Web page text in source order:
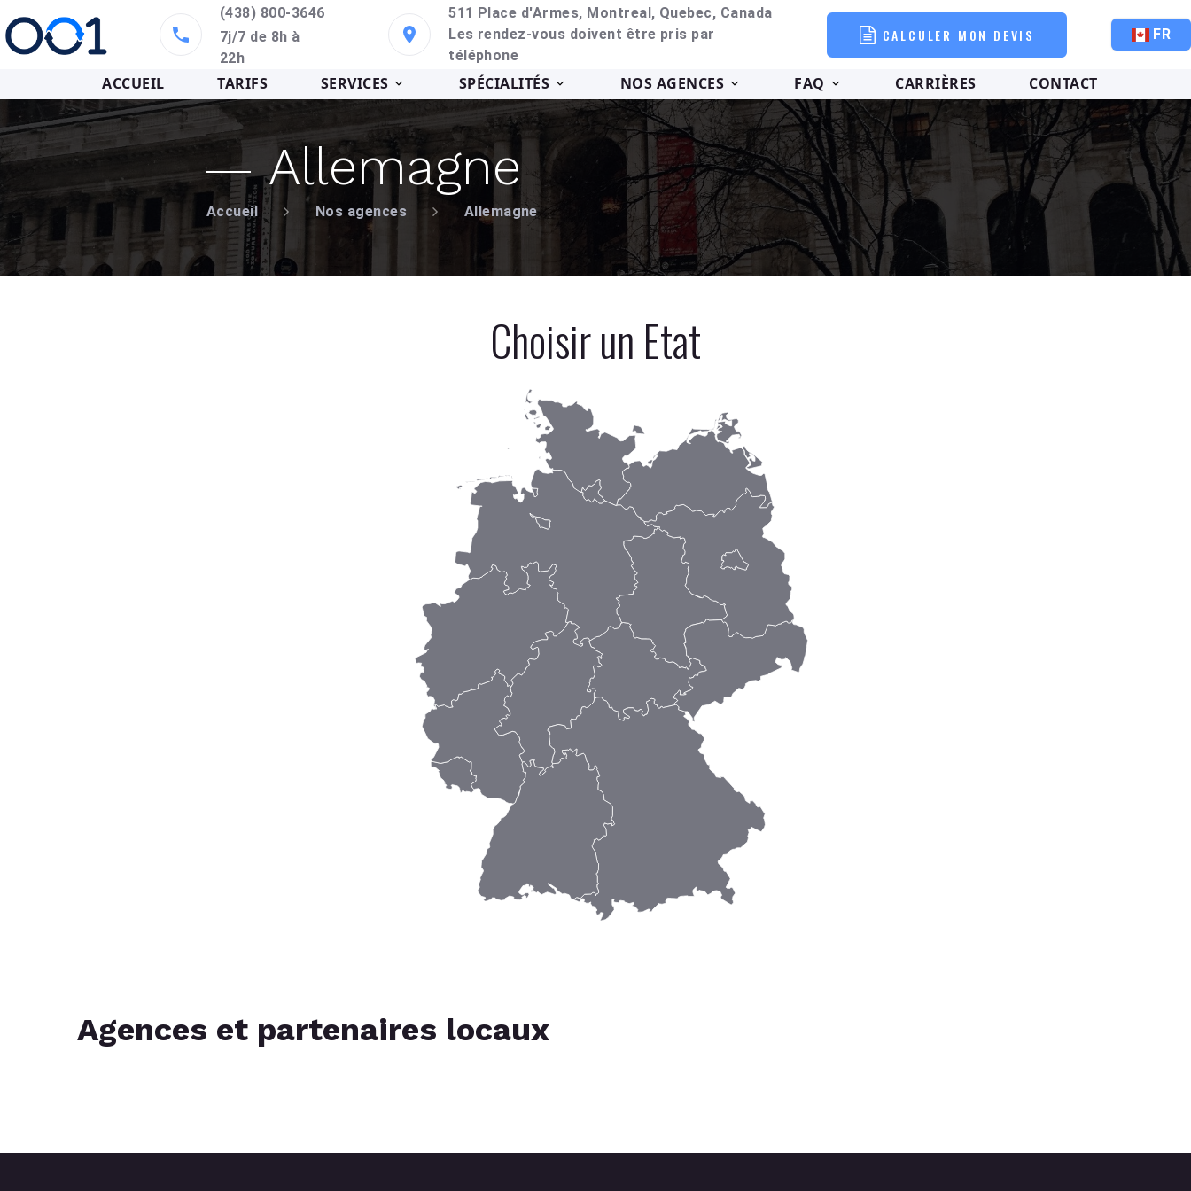
(438) 800-3646
7j/7 de 8h à
22h
511 Place d'Armes, Montreal, Quebec, Canada
Les rendez-vous doivent être pris par
téléphone
CALCULER MON DEVIS FR
ACCUEIL TARIFS SERVICES SPÉCIALITÉS NOS AGENCES FAQ CARRIÈRES CONTACT
Allemagne
Accueil Nos agences Allemagne
Choisir un Etat
Agences et partenaires locaux